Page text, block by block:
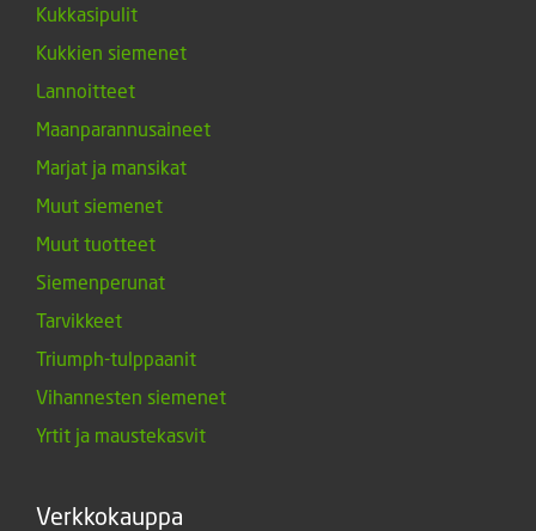
Kukkasipulit
Kukkien siemenet
Lannoitteet
Maanparannusaineet
Marjat ja mansikat
Muut siemenet
Muut tuotteet
Siemenperunat
Tarvikkeet
Triumph-tulppaanit
Vihannesten siemenet
Yrtit ja maustekasvit
Verkkokauppa